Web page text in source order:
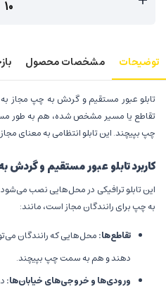
توضیحات مشخصات محصول
تابلو عبور مستقیم و گردش به چپ مجاز به
تقاطع یا مسیر مشخص شده، هم به طور
چپ بپیچند. این تابلو انتظامی به معنای
کاربرد تابلو عبور مستقیم و
این تابلو ترافیکی در محل‌هایی نصب
به چپ برای رانندگان مجاز است، مانند:
تقاطع‌ها:محل‌هایی که رانندگان
دهند و هم به سمت چپ بپیچند.
ورودی‌ها و خروجی‌های خیابان‌ها: